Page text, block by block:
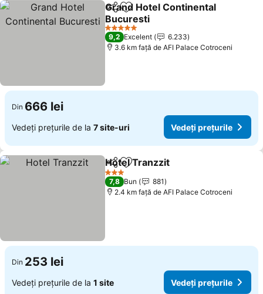
DistribuițiAdăugaţi la favorite
Grand Hotel Continental
Bucuresti
5 Stele
9,2 Excelent
6.233
3.6 km faţă de AFI Palace Cotroceni
Din 666 lei
Vedeți prețurile de la 7 site-uri Vedeți prețurile
DistribuițiAdăugaţi la favorite
Hotel Tranzzit
3 Stele
7,8 Bun
881
2.4 km faţă de AFI Palace Cotroceni
Din 253 lei
Vedeți prețurile de la 1 site Vedeți prețurile